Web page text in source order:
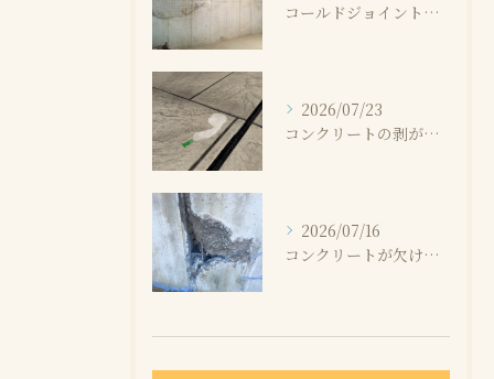
コールドジョイントとは？発生する原因と補修方法を解説
2026/07/23
コンクリートの剥がれはなぜ起こる？原因と補修方法を解説
2026/07/16
コンクリートが欠けたけど大丈夫？補修が必要なケースとは